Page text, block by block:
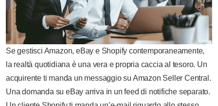
Se gestisci Amazon, eBay e Shopify contemporaneamente,
la realtà quotidiana è una vera e propria caccia al tesoro. Un
acquirente ti manda un messaggio su Amazon Seller Central.
Una domanda su eBay arriva in un feed di notifiche separato.